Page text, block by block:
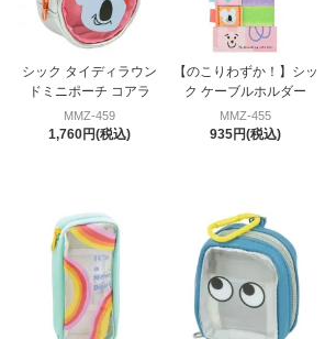
シック タイディラウン
ドミニポーチ コアラ
MMZ-459
1,760円(税込)
【のこりわずか！】シッ
ク ケーブルホルダー
MMZ-455
935円(税込)